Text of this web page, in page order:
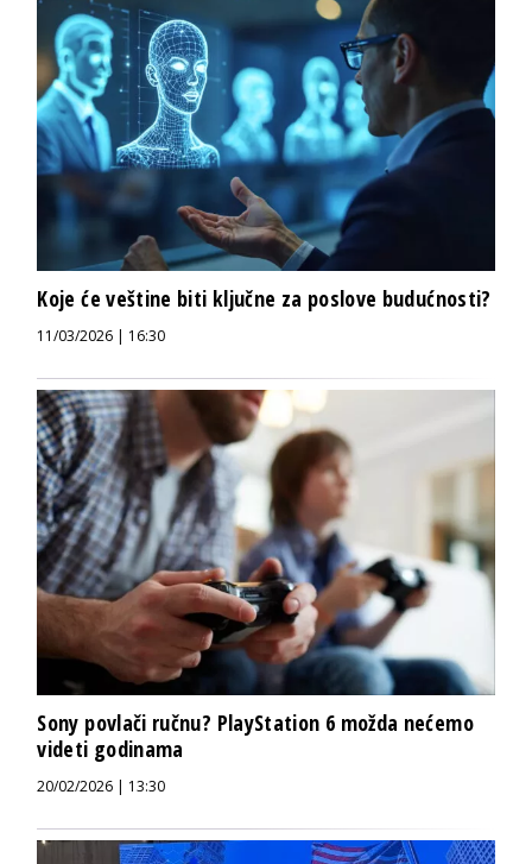
Koje će veštine biti ključne za poslove budućnosti?
11/03/2026 | 16:30
Sony povlači ručnu? PlayStation 6 možda nećemo
videti godinama
20/02/2026 | 13:30